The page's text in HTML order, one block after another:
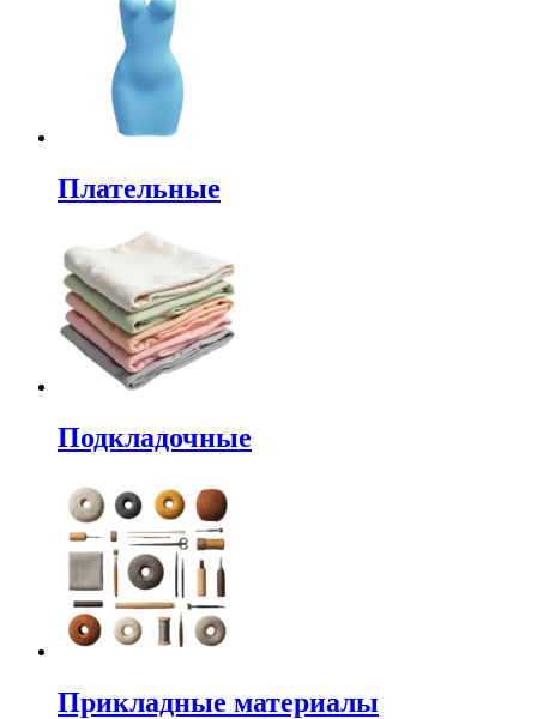
Плательные
Подкладочные
Прикладные материалы